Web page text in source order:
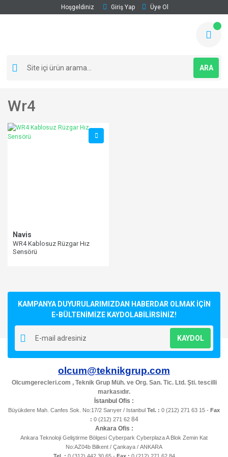
Hoşgeldiniz Giriş Yap Üye Ol
ARA
Wr4
Navis
WR4 Kablosuz Rüzgar Hız
Sensörü
KAMPANYA DUYURULARIMIZDAN HABERDAR OLMAK İÇİN
E-BÜLTENİMİZE KAYDOLABİLİRSİNİZ!
KAYDOL
olcum@teknikgrup.com
Olcumgerecleri.com , Teknik Grup Müh. ve Org. San. Tic. Ltd. Şti. tescilli
markasıdır.
İstanbul Ofis :
Büyükdere Mah. Canfes Sok. No:17/2 Sarıyer / Istanbul Tel. : 0 (212) 271 63 15 - Fax
: 0 (212) 271 6284
Ankara Ofis :
Ankara Teknoloji Geliştirme Bölgesi Cyberpark Cyberplaza A Blok Zemin Kat
No:AZ04b Bilkent / Çankaya / ANKARA